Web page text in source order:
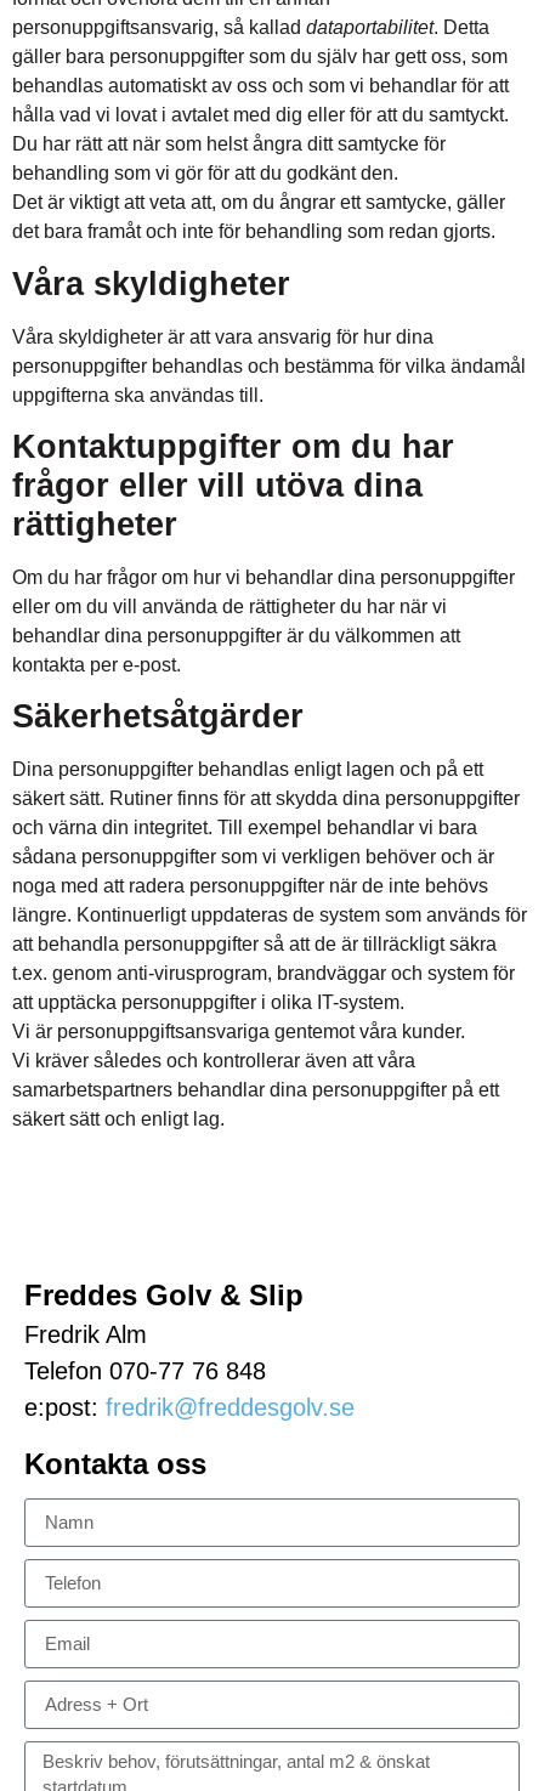
personuppgiftsansvarig, så kallad dataportabilitet. Detta
gäller bara personuppgifter som du själv har gett oss, som
behandlas automatiskt av oss och som vi behandlar för att
hålla vad vi lovat i avtalet med dig eller för att du samtyckt.
Du har rätt att när som helst ångra ditt samtycke för
behandling som vi gör för att du godkänt den.
Det är viktigt att veta att, om du ångrar ett samtycke, gäller
det bara framåt och inte för behandling som redan gjorts.
Våra skyldigheter
Våra skyldigheter är att vara ansvarig för hur dina
personuppgifter behandlas och bestämma för vilka ändamål
uppgifterna ska användas till.
Kontaktuppgifter om du har
frågor eller vill utöva dina
rättigheter
Om du har frågor om hur vi behandlar dina personuppgifter
eller om du vill använda de rättigheter du har när vi
behandlar dina personuppgifter är du välkommen att
kontakta per e-post.
Säkerhetsåtgärder
Dina personuppgifter behandlas enligt lagen och på ett
säkert sätt. Rutiner finns för att skydda dina personuppgifter
och värna din integritet. Till exempel behandlar vi bara
sådana personuppgifter som vi verkligen behöver och är
noga med att radera personuppgifter när de inte behövs
längre. Kontinuerligt uppdateras de system som används för
att behandla personuppgifter så att de är tillräckligt säkra
t.ex. genom anti-virusprogram, brandväggar och system för
att upptäcka personuppgifter i olika IT-system.
Vi är personuppgiftsansvariga gentemot våra kunder.
Vi kräver således och kontrollerar även att våra
samarbetspartners behandlar dina personuppgifter på ett
säkert sätt och enligt lag.
Freddes Golv & Slip
Fredrik Alm
Telefon 070-77 76 848
e:post: fredrik@freddesgolv.se
Kontakta oss